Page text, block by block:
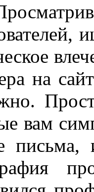
на
вам